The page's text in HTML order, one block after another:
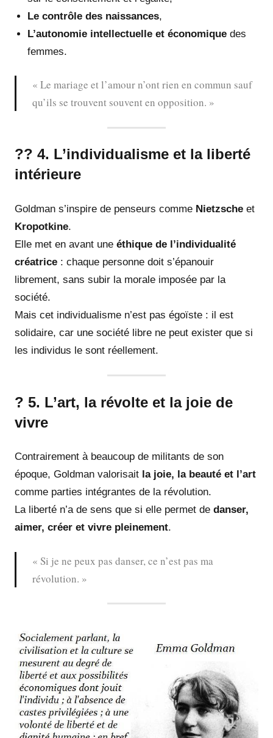
Le contrôle des naissances,
L’autonomie intellectuelle et économique des
femmes.
« Le mariage et l’amour n’ont rien en commun sauf
qu’ils se trouvent souvent en opposition. »
?? 4. L’individualisme et la liberté
intérieure
Goldman s’inspire de penseurs comme Nietzsche et
Kropotkine.
Elle met en avant une éthique de l’individualité
créatrice : chaque personne doit s’épanouir
librement, sans subir la morale imposée par la
société.
Mais cet individualisme n’est pas égoïste : il est
solidaire, car une société libre ne peut exister que si
les individus le sont réellement.
? 5. L’art, la révolte et la joie de
vivre
Contrairement à beaucoup de militants de son
époque, Goldman valorisait la joie, la beauté et l’art
comme parties intégrantes de la révolution.
La liberté n’a de sens que si elle permet de danser,
aimer, créer et vivre pleinement.
« Si je ne peux pas danser, ce n’est pas ma
révolution. »